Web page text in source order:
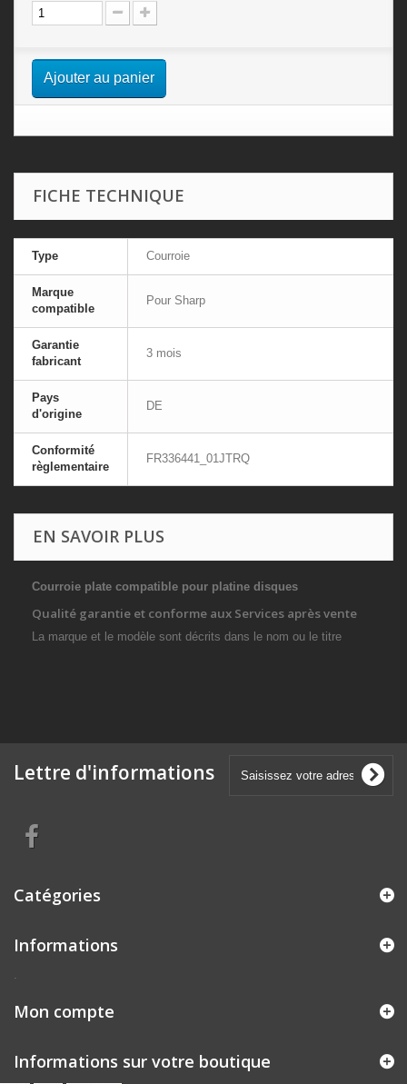
Ajouter au panier
FICHE TECHNIQUE
Type Courroie
Marque
compatible
Pour Sharp
Garantie
fabricant
3 mois
Pays
d'origine
DE
Conformité
règlementaire
FR336441_01JTRQ
EN SAVOIR PLUS
Courroie plate compatible pour platine disques
Qualité garantie et conforme aux Services après vente
La marque et le modèle sont décrits dans le nom ou le titre
Lettre d'informations
Catégories
Informations
.
Mon compte
Informations sur votre boutique